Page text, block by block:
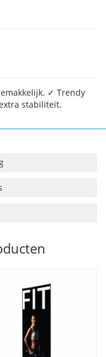
✓ Trendy
stabiliteit.